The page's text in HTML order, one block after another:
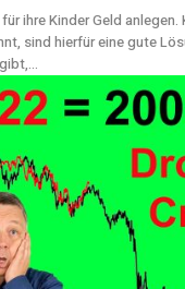
ihre Kinder Geld
sind hierfür eine gute